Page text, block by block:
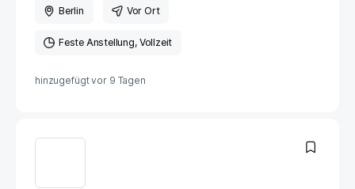
Berlin Vor Ort
Feste Anstellung Vollzeit
hinzugefügt vor 9 Tagen